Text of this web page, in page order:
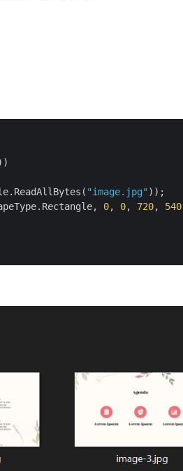
"image.jpg" ));
0, 0, 720, 540